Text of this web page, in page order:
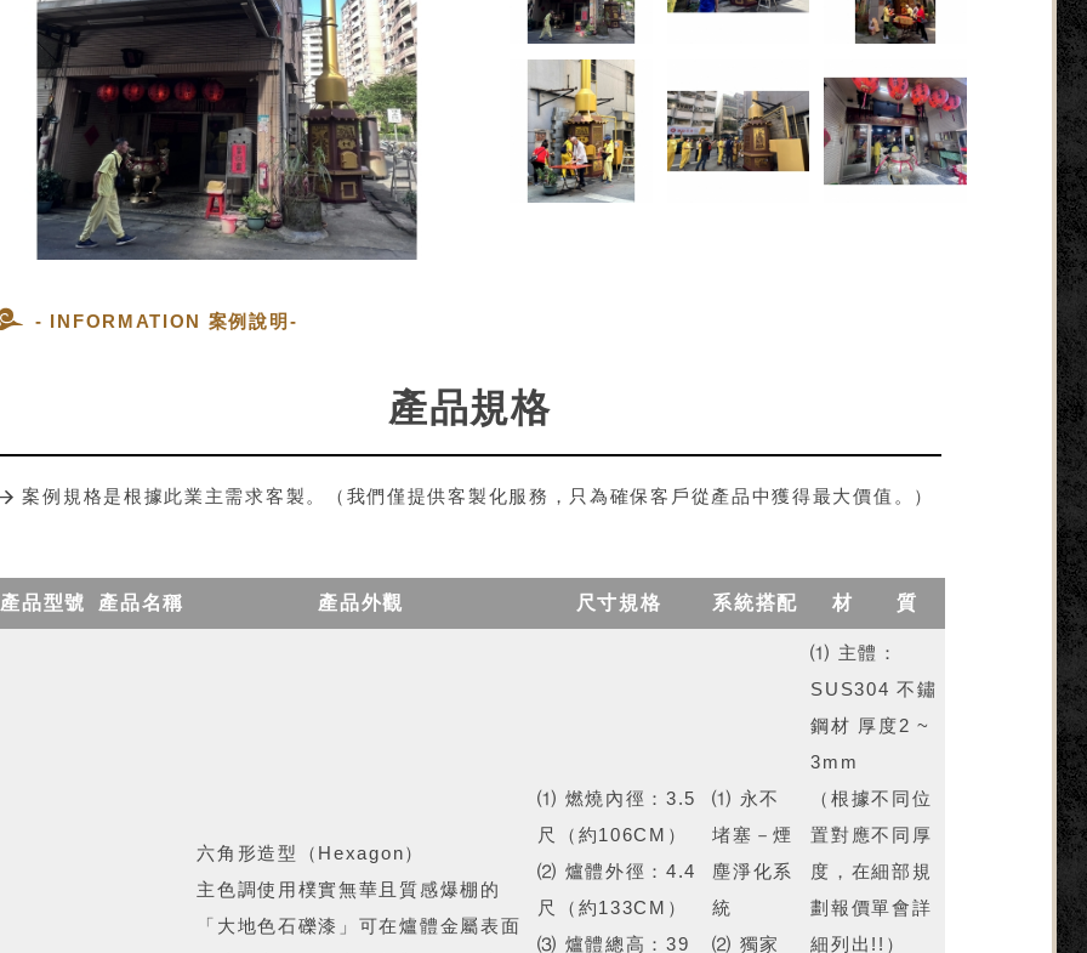
- INFORMATION 案例說明-
產品規格
案例規格是根據此業主需求客製。（我們僅提供客製化服務，只為確保客戶從產品中獲得最大價值。）
產品型號 產品名稱 產品外觀 尺寸規格 系統搭配 材 質
六角形造型（Hexagon）
主色調使用樸實無華且質感爆棚的
「大地色石礫漆」可在爐體金屬表面
⑴ 燃燒內徑：3.5
尺（約106CM）
⑵ 爐體外徑：4.4
尺（約133CM）
⑶ 爐體總高：39
⑴ 永不
堵塞－煙
塵淨化系
統
⑵ 獨家
⑴ 主體：
SUS304 不鏽
鋼材 厚度2 ~
3mm
（根據不同位
置對應不同厚
度，在細部規
劃報價單會詳
細列出!!）